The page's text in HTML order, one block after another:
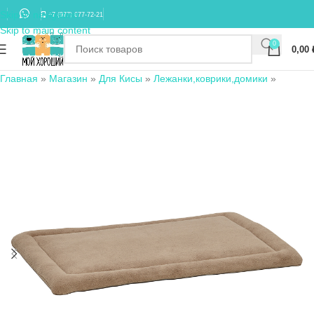
Skip to navigation
Skip to main content
+7 (977) 677-72-21
0
0,00
Главная » Магазин » Для Кисы » Лежанки,коврики,домики »